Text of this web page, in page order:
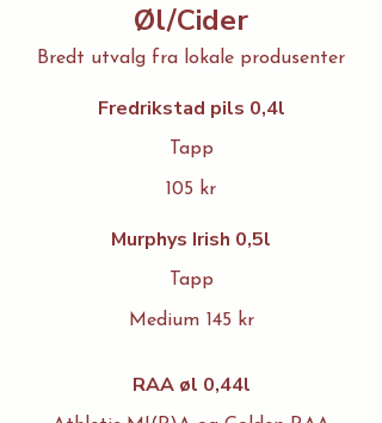
Øl/Cider
Bredt utvalg fra lokale produsenter
Fredrikstad pils 0,4l
Tapp
105 kr
Murphys Irish 0,5l
Tapp
Medium 145 kr
RAA øl 0,44l